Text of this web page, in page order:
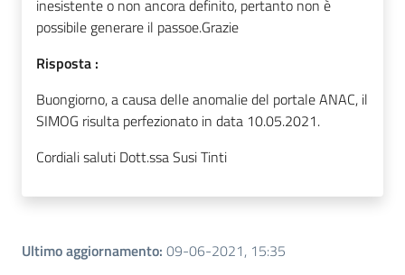
inesistente o non ancora definito, pertanto non è
possibile generare il passoe.Grazie
Risposta :
Buongiorno, a causa delle anomalie del portale ANAC, il
SIMOG risulta perfezionato in data 10.05.2021.
Cordiali saluti Dott.ssa Susi Tinti
Ultimo aggiornamento: 09-06-2021, 15:35